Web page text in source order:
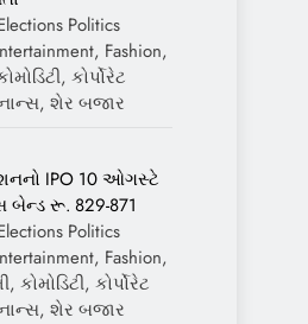
Politics
Fashion,
કોર્પોરેટ
શેર બજાર
IPO 10 ઓગસ્ટે
રૂ. 829-871
Politics
Fashion,
કોમોડિટી, કોર્પોરેટ
શેર બજાર